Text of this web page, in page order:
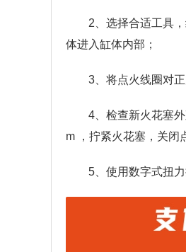
2、选择合适工具
体进入缸体内部；
3、将点火线圈对
4、检查新火花塞
m ，拧紧火花塞，关闭
5、使用数字式扭